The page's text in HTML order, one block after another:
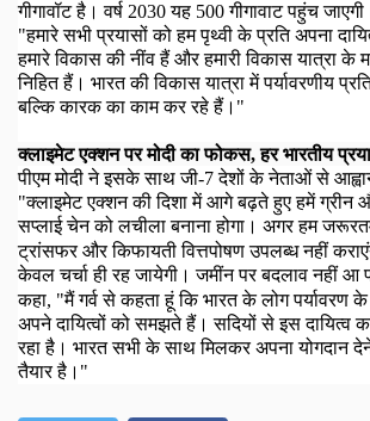
गीगावॉट है। वर्ष 2030यह 500गीगावाट पहुंच
"हमारे सभी प्रयासों को हम पृथ्वी के प्रति अपना
हमारे विकास की नींव हैं और हमारी विकास यात्रा के
निहित हैं। भारत की विकास यात्रा में पर्यावरणीय
बल्कि कारक का काम कर रहे हैं।"
क्लाइमेट एक्शन पर मोदी का फोकस,हर भारतीय
पीएम मोदी ने इसके साथ जी-7देशों के नेताओं से
"क्लाइमेट एक्शन की दिशा में आगे बढ़ते हुए हमें ग्रीन
सप्लाई चेन को लचीला बनाना होगा । अगर हम
ट्रांसफर और किफायती वित्तपोषण उपलब्ध नहीं
केवल चर्चा ही रह जायेगी । जमींन पर बदलाव नहीं आ
कहा, "मैं गर्व से कहता हूं कि भारत के लोग पर्यावरण
अपने दायित्वों को समझते हैं। सदियों से इस दायित्व
रहा है। भारत सभी के साथ मिलकर अपना योगदान
तैयार है ।"